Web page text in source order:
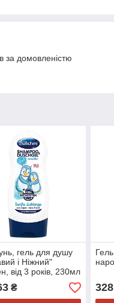
за домовленістю
гель для душу
і Ніжний"
від 3 років, 230мл
₴